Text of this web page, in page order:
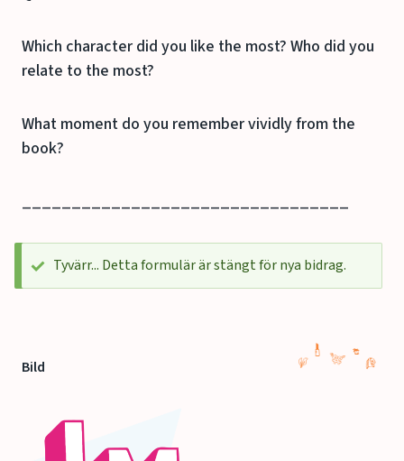
Which character did you like the most? Who did you
relate to the most?
What moment do you remember vividly from the
book?
_________________________________
Statusmeddelande
Tyvärr... Detta formulär är stängt för nya bidrag.
Bild